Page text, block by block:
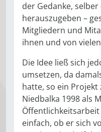
der Gedanke,
herauszugeben –
Mitgliedern und
ihnen und von
Die Idee ließ sich
umsetzen, da
hatte, so ein
Niedbalka 1998 als
einfach, ob er sich